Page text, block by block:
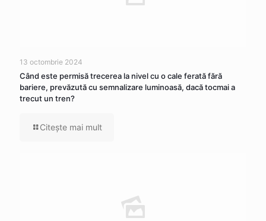
13 octombrie 2024
Când este permisă trecerea la nivel cu o cale ferată fără
bariere, prevăzută cu semnalizare luminoasă, dacă tocmai a
trecut un tren?
Citeşte mai mult